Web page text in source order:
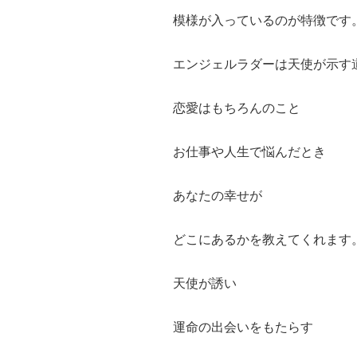
模様が入っているのが特徴です。
エンジェルラダーは天使が示す
恋愛はもちろんのこと
お仕事や人生で悩んだとき
あなたの幸せが
どこにあるかを教えてくれます。
天使が誘い
運命の出会いをもたらす